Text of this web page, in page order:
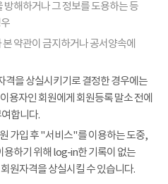
해하거나 그 정보를 도용하는 등
약관이 금지하거나 공서양속에
을 상실시키기로 결정한 경우에는
용자인 회원에게 회원등록 말소 전에
합니다.
가입 후 "서비스"를 이용하는 도중,
하기 위해 log-in한 기록이 없는
원자격을 상실시킬 수 있습니다.